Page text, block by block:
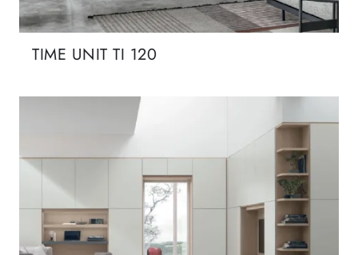
TIME UNIT TI 120